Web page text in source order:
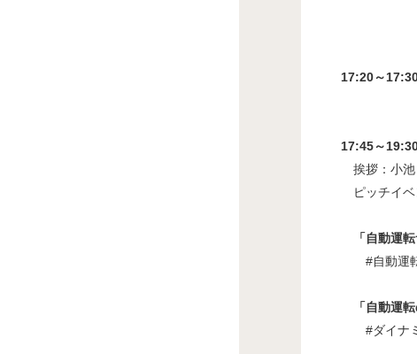
兼
谷川
17:20～
武田
17:45～
挨拶：小
ピッチイベ
「自動運
#自動運
「自動運転
#ダイナミ